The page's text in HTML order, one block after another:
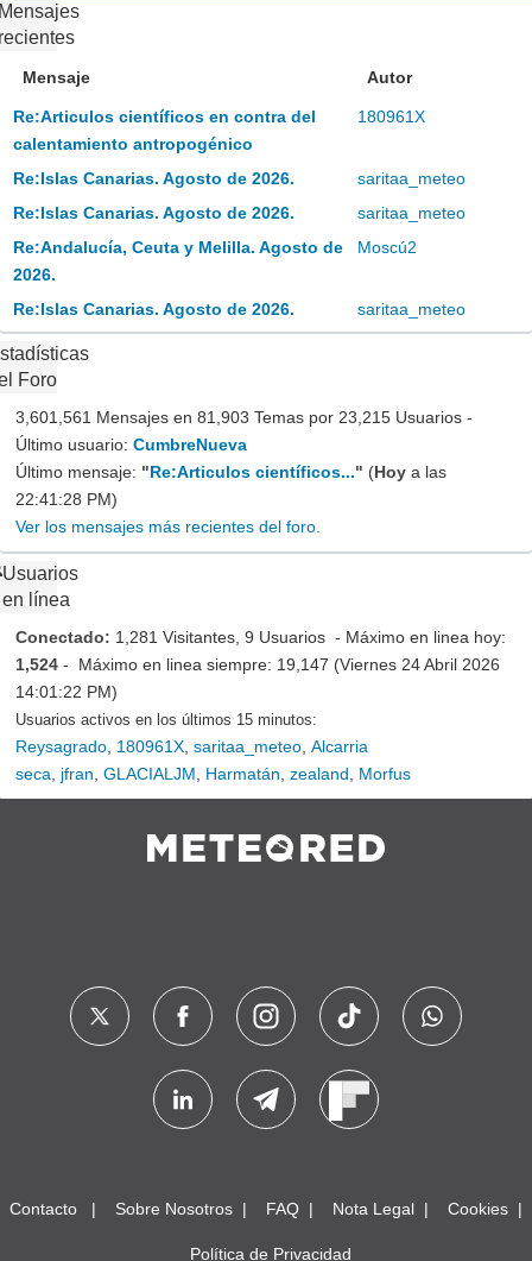
Mensaje Autor
Re:Articulos científicos en contra del
calentamiento antropogénico
180961X
Re:Islas Canarias. Agosto de 2026.
saritaa_meteo
Re:Islas Canarias. Agosto de 2026.
saritaa_meteo
Re:Andalucía, Ceuta y Melilla. Agosto de
2026.
Moscú2
Re:Islas Canarias. Agosto de 2026. saritaa_meteo
Foro
3,601,561 Mensajes en 81,903 Temas por 23,215 Usuarios -
Último usuario: CumbreNueva
Último mensaje: "Re:Articulos científicos..." (Hoy a las
22:41:28 PM)
Ver los mensajes más recientes del foro.
Usuarios
en línea
Conectado: 1,281 Visitantes, 9 Usuarios - Máximo en linea hoy:
1,524 - Máximo en linea siempre: 19,147 (Viernes 24 Abril 2026
14:01:22 PM)
Usuarios activos en los últimos 15 minutos:
Reysagrado 180961X saritaa_meteo Alcarria
seca
jfran GLACIALJM Harmatán zealand Morfus
Contacto Sobre Nosotros FAQ Nota Legal Cookies
Política de Privacidad